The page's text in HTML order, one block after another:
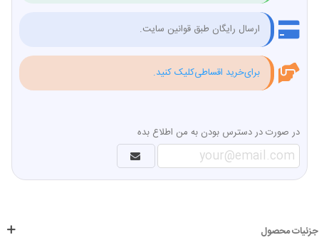
ارسال رایگان طبق قوانین سایت.
برای‌خرید اقساطی‌کلیک کنید.
در صورت در دسترس بودن به من اطلاع بده
جزئیات محصول